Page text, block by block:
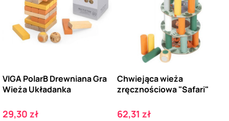
VIGA PolarB Drewniana Gra
Wieża Układanka
Cena
29,30 zł
Chwiejąca wieża
zręcznościowa "Safari"
Cena
62,31 zł